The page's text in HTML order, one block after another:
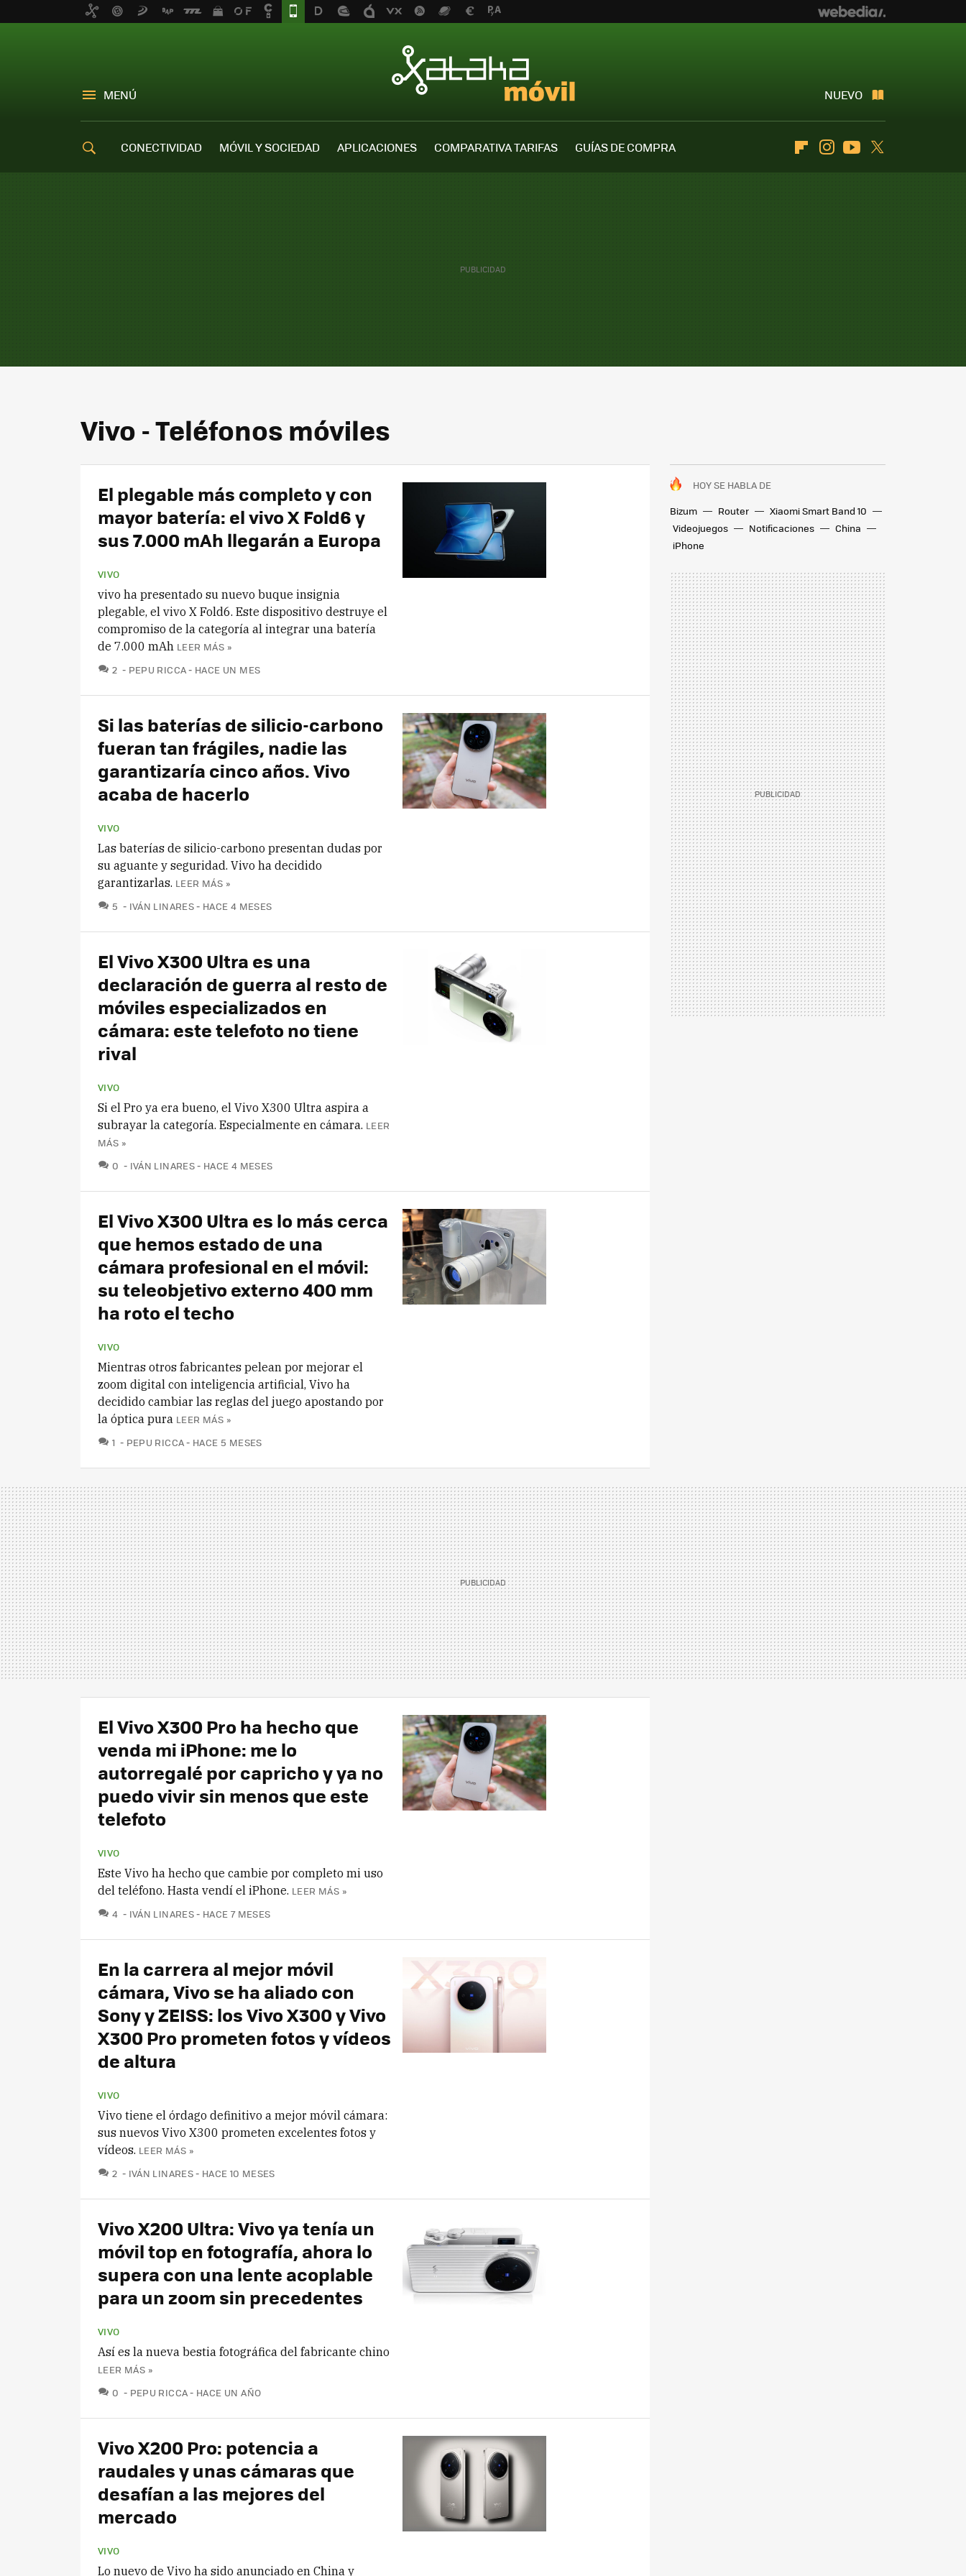
MENÚ NUEVO
CONECTIVIDAD MÓVIL Y SOCIEDAD APLICACIONES COMPARATIVA TARIFAS
GUÍAS DE COMPRA
FlipboardInstagramYoutube
Vivo - Teléfonos móviles
HOY SE HABLA DE
Bizum
Router
Xiaomi Smart Band 10
Videojuegos
Notificaciones
China
iPhone
El plegable más completo y con
mayor batería: el vivo X Fold6 y
sus 7.000 mAh llegarán a Europa
VIVO
vivo ha presentado su nuevo buque insignia
plegable, el vivo X Fold6. Este dispositivo destruye el
compromiso de la categoría al integrar una batería
de 7.000 mAh LEER MÁS »
2 COMENTARIOS
PEPU RICCA HACE UN MES
Si las baterías de silicio-carbono
fueran tan frágiles, nadie las
garantizaría cinco años. Vivo
acaba de hacerlo
VIVO
Las baterías de silicio-carbono presentan dudas por
su aguante y seguridad. Vivo ha decidido
garantizarlas. LEER MÁS »
5 COMENTARIOS
IVÁN LINARES HACE 4 MESES
El Vivo X300 Ultra es una
declaración de guerra al resto de
móviles especializados en
cámara: este telefoto no tiene
rival
VIVO
Si el Pro ya era bueno, el Vivo X300 Ultra aspira a
subrayar la categoría. Especialmente en cámara. LEER
MÁS »
0 COMENTARIOS
IVÁN LINARES HACE 4 MESES
El Vivo X300 Ultra es lo más cerca
que hemos estado de una
cámara profesional en el móvil:
su teleobjetivo externo 400 mm
ha roto el techo
VIVO
Mientras otros fabricantes pelean por mejorar el
zoom digital con inteligencia artificial, Vivo ha
decidido cambiar las reglas del juego apostando por
la óptica pura LEER MÁS »
1 COMENTARIOS
PEPU RICCA HACE 5 MESES
El Vivo X300 Pro ha hecho que
venda mi iPhone: me lo
autorregalé por capricho y ya no
puedo vivir sin menos que este
telefoto
VIVO
Este Vivo ha hecho que cambie por completo mi uso
del teléfono. Hasta vendí el iPhone. LEER MÁS »
4 COMENTARIOS
IVÁN LINARES HACE 7 MESES
En la carrera al mejor móvil
cámara, Vivo se ha aliado con
Sony y ZEISS: los Vivo X300 y Vivo
X300 Pro prometen fotos y vídeos
de altura
VIVO
Vivo tiene el órdago definitivo a mejor móvil cámara:
sus nuevos Vivo X300 prometen excelentes fotos y
vídeos. LEER MÁS »
2 COMENTARIOS
IVÁN LINARES HACE 10 MESES
Vivo X200 Ultra: Vivo ya tenía un
móvil top en fotografía, ahora lo
supera con una lente acoplable
para un zoom sin precedentes
VIVO
Así es la nueva bestia fotográfica del fabricante chino
LEER MÁS »
0 COMENTARIOS
PEPU RICCA HACE UN AÑO
Vivo X200 Pro: potencia a
raudales y unas cámaras que
desafían a las mejores del
mercado
VIVO
Lo nuevo de Vivo ha sido anunciado en China y